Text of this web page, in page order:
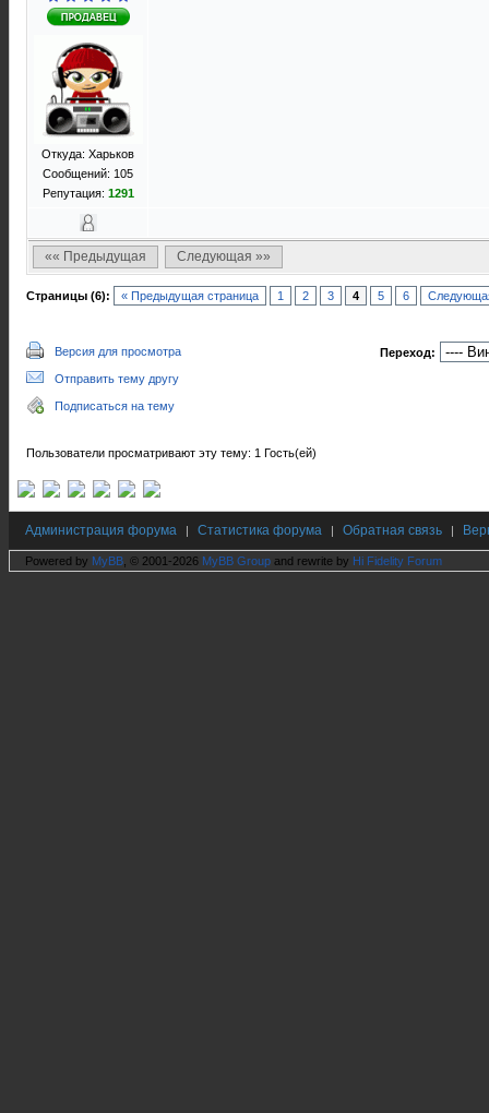
Откуда: Харьков
Сообщений: 105
Репутация: 1291
«« Предыдущая Следующая »»
Страницы (6): « Предыдущая страница 1 2 3 4 5 6
Версия для просмотра
Отправить тему другу
Подписаться на тему
Переход:
Пользователи просматривают эту тему: 1 Гость(ей)
Администрация форума | Статистика форума | Обратная связь |
Powered by MyBB , © 2001-2026 MyBB Group and rewrite by Hi Fidelity Forum